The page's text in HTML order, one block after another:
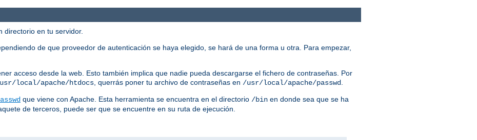
directorio en tu servidor.
de que proveedor de autenticación se haya elegido, se hará de una forma u otra. Para empezar,
acceso desde la web. Esto también implica que nadie pueda descargarse el fichero de contraseñas. Por
local/apache/htdocs , querrás poner tu archivo de contraseñas en /usr/local/apache/passwd
que viene con Apache. Esta herramienta se encuentra en el directorio /bin en donde sea que se ha
de terceros, puede ser que se encuentre en su ruta de ejecución.